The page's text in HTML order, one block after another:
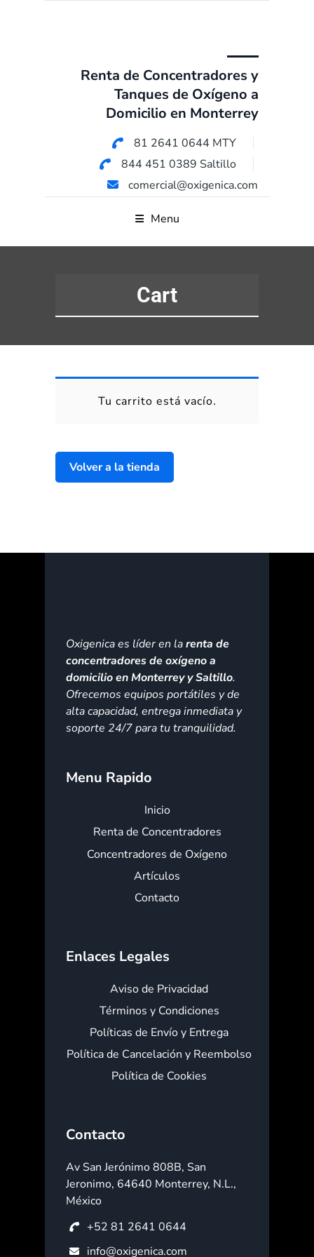
Renta de Concentradores y
Tanques de Oxígeno a
Domicilio en Monterrey
81 2641 0644 MTY
844 451 0389 Saltillo
comercial@oxigenica.com
Menu
Cart
Tu carrito está vacío.
Volver a la tienda
Oxigenica es líder en larenta de
concentradores de oxígeno a
domicilio en Monterrey y Saltillo.
Ofrecemos equipos portátiles y de
alta capacidad, entrega inmediata y
soporte 24/7 para tu tranquilidad.
Menu Rapido
Inicio
Renta de Concentradores
Concentradores de Oxígeno
Artículos
Contacto
Enlaces Legales
Aviso de Privacidad
Términos y Condiciones
Políticas de Envío y Entrega
Política de Cancelación y Reembolso
Política de Cookies
Contacto
Av San Jerónimo 808B, San
Jeronimo, 64640 Monterrey, N.L.,
México
+52 81 2641 0644
info@oxigenica.com